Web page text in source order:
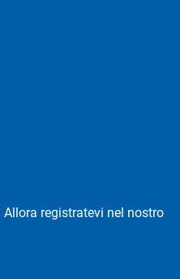
Allora registratevi nel nostro